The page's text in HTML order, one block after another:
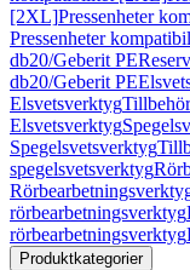
[2XL]Pressenheter
Pressenheter
db20/Geberit PE
db20/Geberit PE
Elsvetsverktyg
Elsvetsverktyg
Spegelsvetsverktyg
spegelsvetsverktyg
rörbearbetningsverktyg
rörbearbetningsverktyg
Produktkategorier